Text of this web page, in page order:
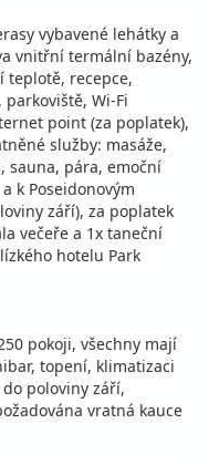
vybavené lehátky a
vnitřní termální bazény,
teplotě, recepce,
Wi-Fi
point (za poplatek),
služby: masáže,
sauna, pára, emoční
k Poseidonovým
září), za poplatek
večeře a 1x taneční
hotelu Park
pokoji, všechny mají
topení, klimatizaci
poloviny září,
vratná kauce